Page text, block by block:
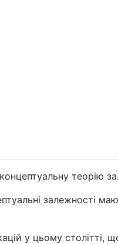
теорію
залежності
у цьому